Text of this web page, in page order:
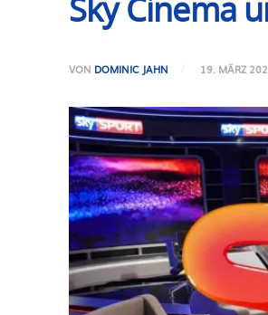
Sky Cinema
VON DOMINIC JAHN 19. MÄRZ